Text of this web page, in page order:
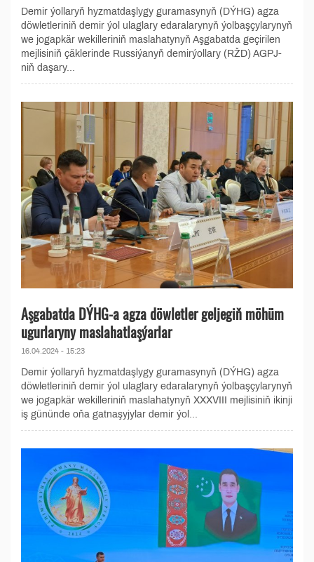
Demir ýollaryň hyzmatdaşlygy guramasynyň (DÝHG) agza
döwletleriniň demir ýol ulaglary edaralarynyň ýolbaşçylarynyň
we jogapkär wekilleriniň maslahatynyň Aşgabatda geçirilen
mejlisiniň çäklerinde Russiýanyň demirýollary (RŽD) AGPJ-
niň daşary...
Aşgabatda DÝHG-a agza döwletler geljegiň möhüm
ugurlaryny maslahatlaşýarlar
16.04.2024 - 15:23
Demir ýollaryň hyzmatdaşlygy guramasynyň (DÝHG) agza
döwletleriniň demir ýol ulaglary edaralarynyň ýolbaşçylarynyň
we jogapkär wekilleriniň maslahatynyň XXXVIII mejlisiniň ikinji
iş gününde oňa gatnaşyjylar demir ýol...